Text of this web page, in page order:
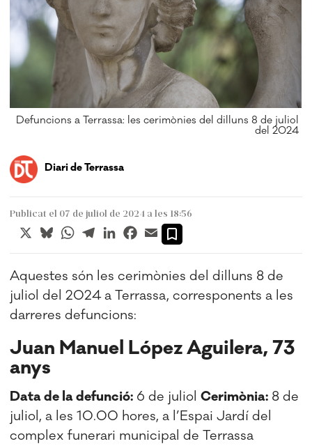
Defuncions a Terrassa: les cerimònies del dilluns 8 de juliol
del 2024
Diari de Terrassa
Publicat el 07 de juliol de 2024 a les 18:56
X BlueskyWhatsApp
TelegramLinkedInFacebook
Email
Aquestes són les cerimònies del dilluns 8 de
juliol del 2024 a Terrassa, corresponents a les
darreres defuncions:
Juan Manuel López Aguilera, 73
anys
Data de la defunció: 6 de juliolCerimònia: 8 de
juliol, a les 10.00 hores, a l’Espai Jardí del
complex funerari municipal de Terrassa